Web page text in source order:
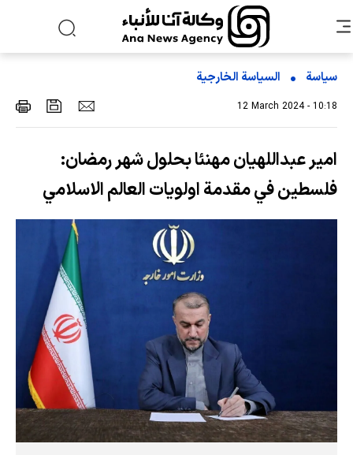
سياسة السیاسة الخارجیة
12 March 2024 - 10:18
امير عبداللهيان مهنئا بحلول شهر رمضان:
فلسطين في مقدمة اولويات العالم الاسلامي